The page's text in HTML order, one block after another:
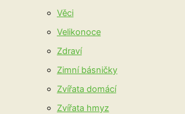
Věci
Velikonoce
Zdraví
Zimní básničky
Zvířata domácí
Zvířata hmyz